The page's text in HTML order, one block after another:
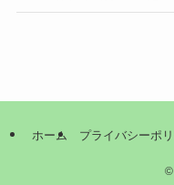
ホーム プライバシーポ
©